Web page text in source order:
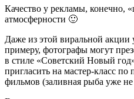
Качество у рекламы, конечно,
атмосферности 🙂
Даже из этой виральной акции
примеру, фотографы могут
в стиле «Советский Новый
пригласить на мастер-класс
фильмов (заливная рыба уже